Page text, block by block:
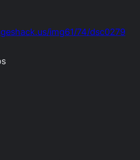
img61/74/dsc0279